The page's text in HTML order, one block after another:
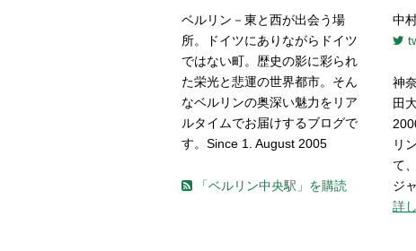
ベルリン－東と西が出会う場
所。ドイツにありながらドイツ
ではない町。歴史の影に彩られ
た栄光と悲運の世界都市。そん
なベルリンの奥深い魅力をリア
ルタイムでお届けするブログで
す。Since 1. August 2005
「ベルリン中央駅」を購読
中
神
田
リ
て
ジ
詳